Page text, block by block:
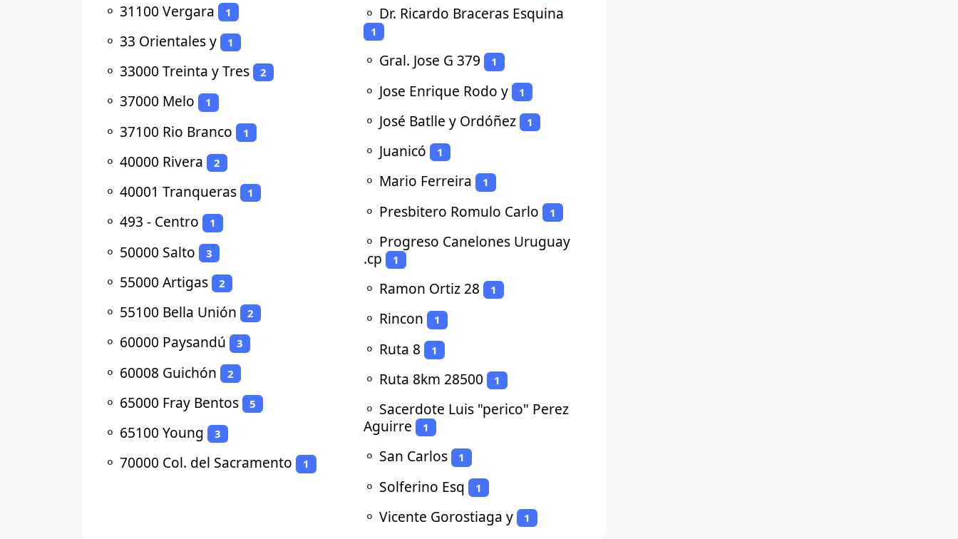
⚬ 31100 Vergara 1
⚬ 33 Orientales y 1
⚬ 33000 Treinta y Tres 2
⚬ 37000 Melo 1
⚬ 37100 Rio Branco 1
⚬ 40000 Rivera 2
⚬ 40001 Tranqueras 1
⚬ 493 - Centro 1
⚬ 50000 Salto 3
⚬ 55000 Artigas 2
⚬ 55100 Bella Unión 2
⚬ 60000 Paysandú 3
⚬ 60008 Guichón 2
⚬ 65000 Fray Bentos 5
⚬ 65100 Young 3
⚬ 70000 Col. del Sacramento 1
⚬ Dr. Ricardo Braceras Esquina
1
⚬ Gral. Jose G 379 1
⚬ Jose Enrique Rodo y 1
⚬ José Batlle y Ordóñez 1
⚬ Juanicó 1
⚬ Mario Ferreira 1
⚬ Presbitero Romulo Carlo 1
⚬ Progreso Canelones Uruguay
.cp
1
⚬ Ramon Ortiz 28 1
⚬ Rincon 1
⚬ Ruta 8 1
⚬ Ruta 8km 28500 1
⚬ Sacerdote Luis "perico" Perez
Aguirre
1
⚬ San Carlos 1
⚬ Solferino Esq 1
⚬ Vicente Gorostiaga y 1